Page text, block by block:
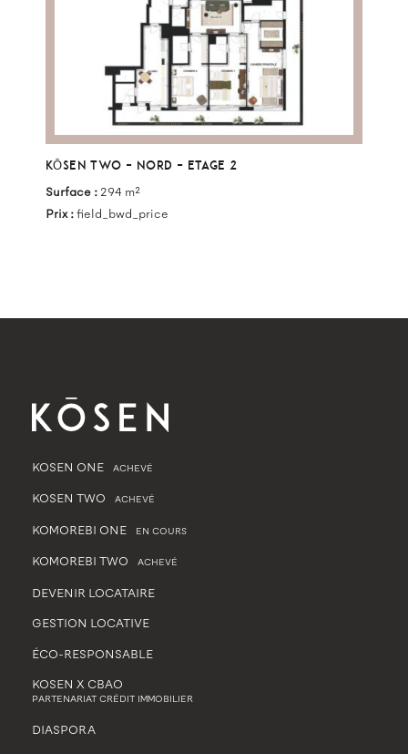
KŌSEN TWO – NORD – ETAGE 2
Surface : 294 m²
Prix :field_bwd_price
KOSEN ONE ACHEVÉ
KOSEN TWO ACHEVÉ
KOMOREBI ONE EN COURS
KOMOREBI TWO ACHEVÉ
DEVENIR LOCATAIRE
GESTION LOCATIVE
ÉCO-RESPONSABLE
KOSEN X CBAO
PARTENARIAT CRÉDIT IMMOBILIER
DIASPORA